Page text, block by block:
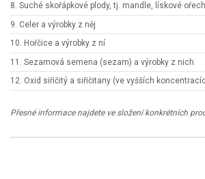
8. Suché skořápkové plody, tj. mandle, lískové
9. Celer a výrobky z něj
10. Hořčice a výrobky z ní
11. Sezamová semena (sezam) a výrobky z nich
12. Oxid siřičitý a siřičitany (ve vyšších
Přesné informace najdete ve složení konkrétních